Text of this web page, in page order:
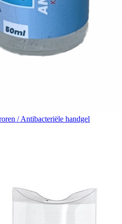
/ Antibacteriële handgel